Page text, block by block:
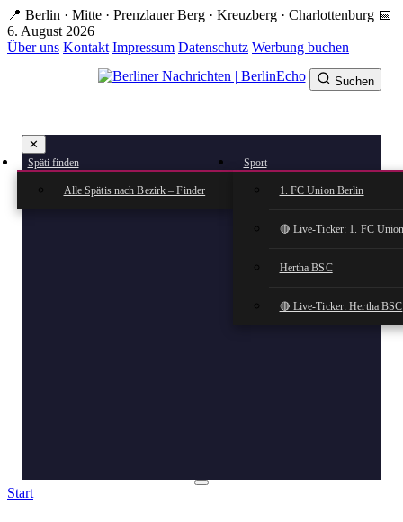
Zum
Hauptinhalt
springen
📍 Berlin · Mitte · Prenzlauer Berg · Kreuzberg · Charlottenburg 📅
6. August 2026
Über uns Kontakt Impressum Datenschutz Werbung buchen
✕
Späti finden
Alle Spätis nach Bezirk – Finder
Sport
1. FC Union Berlin
🔴 Live-Ticker: 1. FC
Hertha BSC
🔴 Live-Ticker: Hertha BSC
Suchen
Start